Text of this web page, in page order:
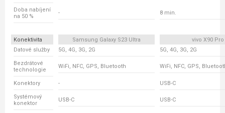
Doba nabíjení
na 50 %
- 8 min.
Konektivita Samsung Galaxy S23 Ultra
vivo X90 Pro
Datové služby
5G, 4G, 3G, 2G 5G, 4G, 3G, 2G
Bezdrátové
technologie
WiFi, NFC, GPS, Bluetooth WiFi, NFC, GPS,
Konektory - USB-C
Systémový
konektor
USB-C USB-C